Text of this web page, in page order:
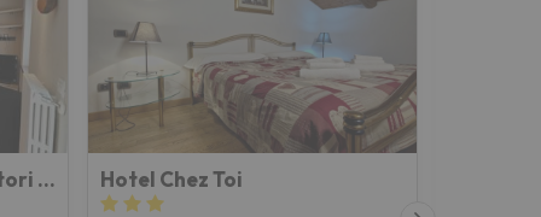
Hostdomus - Chalet Sciatori Garden Hotel Chez Toi